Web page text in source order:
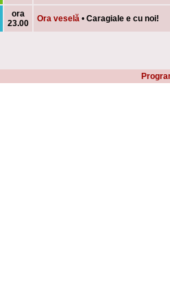
ora
23.00
Ora veselă • Caragiale e cu noi!